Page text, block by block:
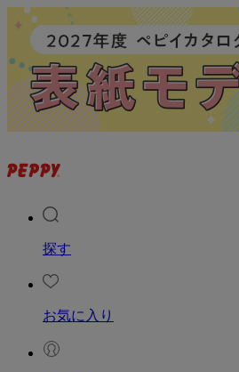
探す
お気に入り